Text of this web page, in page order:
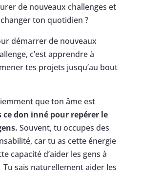
de nouveaux challenges et
ton quotidien ?
démarrer de nouveaux
c’est apprendre à
tes projets jusqu’au bout
que ton âme est
ce don inné pour repérer le
Souvent, tu occupes des
car tu as cette énergie
capacité d’aider les gens à
Tu sais naturellement aider les